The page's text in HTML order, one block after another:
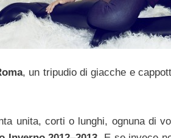
, un tripudio di giacche e
unita, corti o lunghi, ognuna di